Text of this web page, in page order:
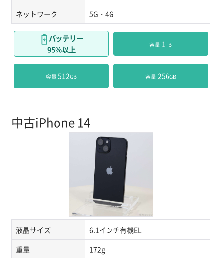
ネットワーク
5G・4G
バッテリー
95％以上
容量 1TB
容量 512GB 容量 256GB
中古iPhone 14
液晶サイズ
6.1インチ有機EL
重量
172g